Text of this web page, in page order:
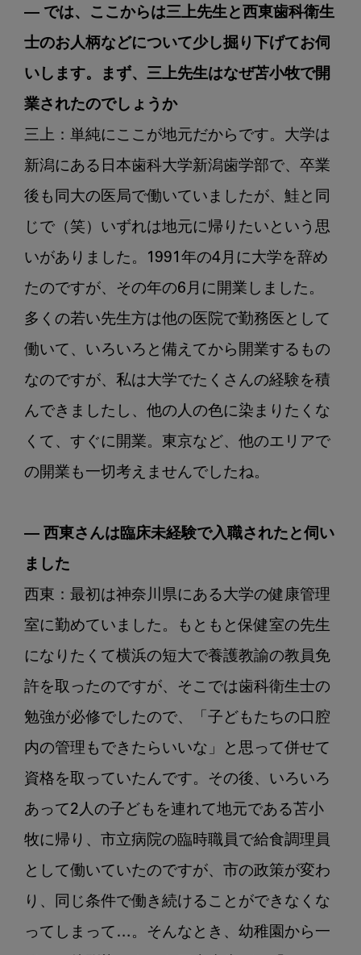
― では、ここからは三上先生と西東歯科衛生
士のお人柄などについて少し掘り下げてお伺
いします。まず、三上先生はなぜ苫小牧で開
業されたのでしょうか
三上：単純にここが地元だからです。大学は
新潟にある日本歯科大学新潟歯学部で、卒業
後も同大の医局で働いていましたが、鮭と同
じで（笑）いずれは地元に帰りたいという思
いがありました。1991年の4月に大学を辞め
たのですが、その年の6月に開業しました。
多くの若い先生方は他の医院で勤務医として
働いて、いろいろと備えてから開業するもの
なのですが、私は大学でたくさんの経験を積
んできましたし、他の人の色に染まりたくな
くて、すぐに開業。東京など、他のエリアで
の開業も一切考えませんでしたね。
― 西東さんは臨床未経験で入職されたと伺い
ました
西東：最初は神奈川県にある大学の健康管理
室に勤めていました。もともと保健室の先生
になりたくて横浜の短大で養護教諭の教員免
許を取ったのですが、そこでは歯科衛生士の
勉強が必修でしたので、「子どもたちの口腔
内の管理もできたらいいな」と思って併せて
資格を取っていたんです。その後、いろいろ
あって2人の子どもを連れて地元である苫小
牧に帰り、市立病院の臨時職員で給食調理員
として働いていたのですが、市の政策が変わ
り、同じ条件で働き続けることができなくな
ってしまって…。そんなとき、幼稚園から一